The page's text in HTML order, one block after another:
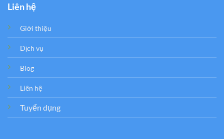
Liên hệ
Giới thiệu
Dịch vụ
Blog
Liên hệ
Tuyển dụng